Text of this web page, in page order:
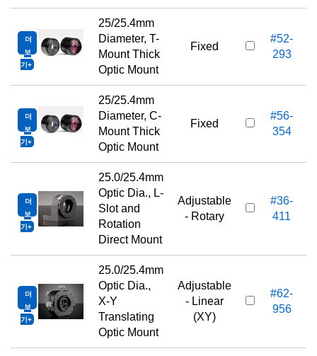
더
보
기
25/25.4mm
Diameter, T-
Mount Thick
Optic Mount
Fixed
#52-
293
더
보
기
25/25.4mm
Diameter, C-
Mount Thick
Optic Mount
Fixed
#56-
354
더
보
기
25.0/25.4mm
Optic Dia., L-
Slot and
Rotation
Direct Mount
Adjustable
- Rotary
#36-
411
더
보
기
25.0/25.4mm
Optic Dia.,
X-Y
Translating
Optic Mount
Adjustable
- Linear
(XY)
#62-
956